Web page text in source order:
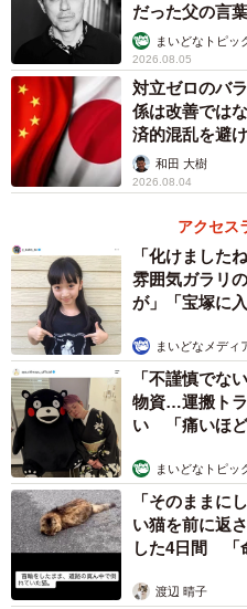
だった父の言
まいどなトピッ
2026.08.05
対立ゼロのバ
係は改善では
済的混乱を避
和田 大樹
2026.08.04
アクセス
「化けました
雰囲気ガラリ
が」「宝塚に入
まいどなメディ
「不謹慎でな
物資…運搬ト
い 「痛いほど
まいどなトピッ
「そのままに
い猫を前に返
した4日間 「
渡辺 晴子